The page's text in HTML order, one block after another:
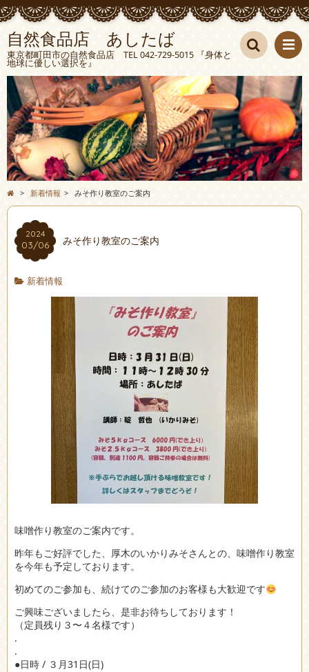
自然食品店 あしたば
東京都町田市の自然食品店 TEL 042-729-5015 『身体と
地球に優しい選択を』 検索
> 新着情報 > みそ作り教室のご案内
2024
03/06 みそ作り教室のご案内
新着情報
味噌作り教室のご案内です。
昨年もご好評でした、厚木のいかりみそさんとの、味噌作り教室
を今年も予定しております。
初めてのご参加も、続けてのご参加のお客様も大歓迎です
ご興味ございましたら、是非お待ちしております！
（定員残り３〜４名様です）
.
.
●日時 / ３月31日(日)